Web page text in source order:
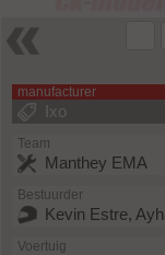
manufacturer
Ixo
Team
Manthey EMA
Bestuurder
Kevin Estre,
Voertuig